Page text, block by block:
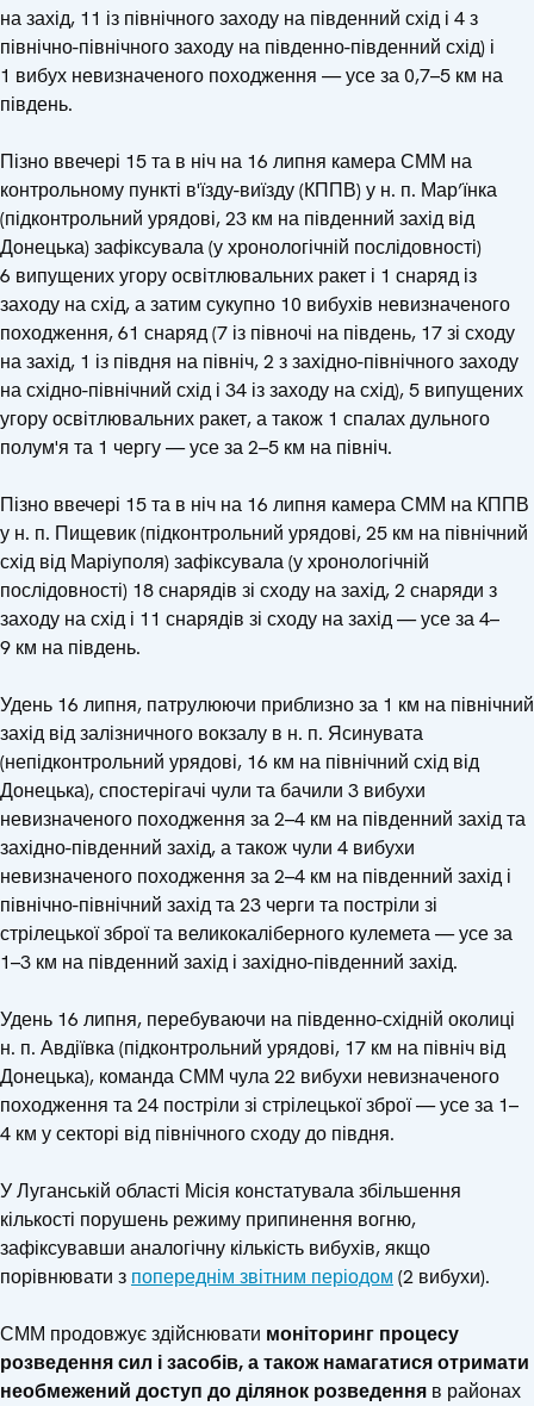
на захід, 11 із північного заходу на південний схід і 4 з
північно-північного заходу на південно-південний схід) і
1 вибух невизначеного походження — усе за 0,7–5 км на
південь.
Пізно ввечері 15 та в ніч на 16 липня камера СММ на
контрольному пункті в'їзду-виїзду (КППВ) у н. п. Мар’їнка
(підконтрольний урядові, 23 км на південний захід від
Донецька) зафіксувала (у хронологічній послідовності)
6 випущених угору освітлювальних ракет і 1 снаряд із
заходу на схід, а затим сукупно 10 вибухів невизначеного
походження, 61 снаряд (7 із півночі на південь, 17 зі сходу
на захід, 1 із півдня на північ, 2 з західно-північного заходу
на східно-північний схід і 34 із заходу на схід), 5 випущених
угору освітлювальних ракет, а також 1 спалах дульного
полум'я та 1 чергу — усе за 2–5 км на північ.
Пізно ввечері 15 та в ніч на 16 липня камера СММ на КППВ
у н. п. Пищевик (підконтрольний урядові, 25 км на північний
схід від Маріуполя) зафіксувала (у хронологічній
послідовності) 18 снарядів зі сходу на захід, 2 снаряди з
заходу на схід і 11 снарядів зі сходу на захід — усе за 4–
9 км на південь.
Удень 16 липня, патрулюючи приблизно за 1 км на північний
захід від залізничного вокзалу в н. п. Ясинувата
(непідконтрольний урядові, 16 км на північний схід від
Донецька), спостерігачі чули та бачили 3 вибухи
невизначеного походження за 2–4 км на південний захід та
західно-південний захід, а також чули 4 вибухи
невизначеного походження за 2–4 км на південний захід і
північно-північний захід та 23 черги та постріли зі
стрілецької зброї та великокаліберного кулемета — усе за
1–3 км на південний захід і західно-південний захід.
Удень 16 липня, перебуваючи на південно-східній околиці
н. п. Авдіївка (підконтрольний урядові, 17 км на північ від
Донецька), команда СММ чула 22 вибухи невизначеного
походження та 24 постріли зі стрілецької зброї — усе за 1–
4 км у секторі від північного сходу до півдня.
У Луганській області Місія констатувала збільшення
кількості порушень режиму припинення вогню,
зафіксувавши аналогічну кількість вибухів, якщо
порівнювати з попереднім звітним періодом (2 вибухи).
СММ продовжує здійснювати моніторинг процесу
розведення сил і засобів, а також намагатися отримати
необмежений доступ до ділянок розведення в районах